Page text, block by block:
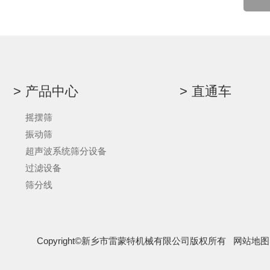
产品中心
摇摆筛
振动筛
超声波系统筛分设备
过滤设备
筛分线
直通车
Copyright©新乡市雷蒙特机械有限公司版权所有 网站地图